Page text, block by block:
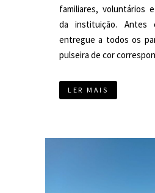
familiares, voluntários
da instituição. Antes
entregue a todos os
pulseira de cor
LER MAIS